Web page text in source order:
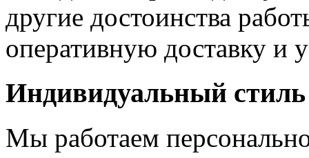
другие достоинства
оперативную доставку и
Индивидуальный стиль
Мы работаем